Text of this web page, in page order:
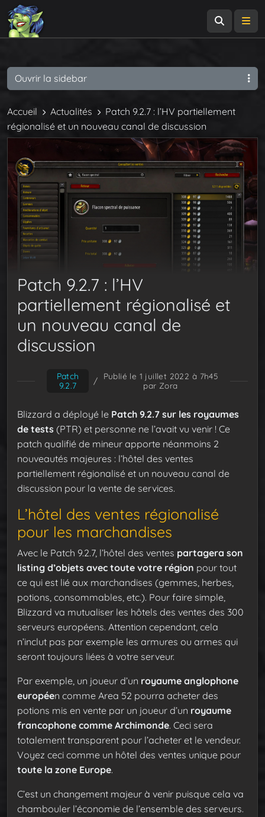
Accueil Actualités
Patch 9.2.7 : l’HV partiellement
régionalisé et un nouveau canal de discussion
Patch 9.2.7 : l’HV
partiellement régionalisé et
un nouveau canal de
discussion
Patch
9.2.7
/
Publié le 1 juillet 2022 à 7h45
par Zora
Blizzard a déployé le Patch 9.2.7 sur les royaumes
de tests (PTR) et personne ne l’avait vu venir ! Ce
patch qualifié de mineur apporte néanmoins 2
nouveautés majeures : l’hôtel des ventes
partiellement régionalisé et un nouveau canal de
discussion pour la vente de services.
L’hôtel des ventes régionalisé
pour les marchandises
Avec le Patch 9.2.7, l’hôtel des ventes partagera son
listing d’objets avec toute votre région pour tout
ce qui est lié aux marchandises (gemmes, herbes,
potions, consommables, etc.). Pour faire simple,
Blizzard va mutualiser les hôtels des ventes des 300
serveurs européens. Attention cependant, cela
n’inclut pas par exemple les armures ou armes qui
seront toujours liées à votre serveur.
Par exemple, un joueur d’un royaume anglophone
européen comme Area 52 pourra acheter des
potions mis en vente par un joueur d’un royaume
francophone comme Archimonde. Ceci sera
totalement transparent pour l’acheter et le vendeur.
Voyez ceci comme un hôtel des ventes unique pour
toute la zone Europe.
C’est un changement majeur à venir puisque cela va
chambouler l’économie de l’ensemble des serveurs.
Ouvrir la sidebar